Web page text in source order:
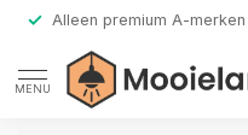
Alleen premium A-merken
MENU